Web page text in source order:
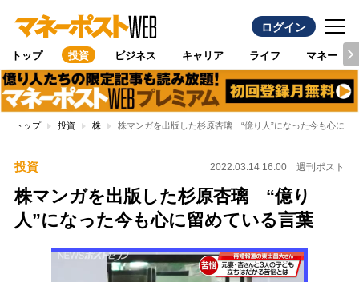
ログイン
トップ 投資 ビジネス キャリア ライフ マネー
トップ 投資 株 株マンガを出版した杉原杏璃 “億り人”になった今も心に留
投資 2022.03.14 16:00 週刊ポスト
株マンガを出版した杉原杏璃 “億り
人”になった今も心に留めている言葉